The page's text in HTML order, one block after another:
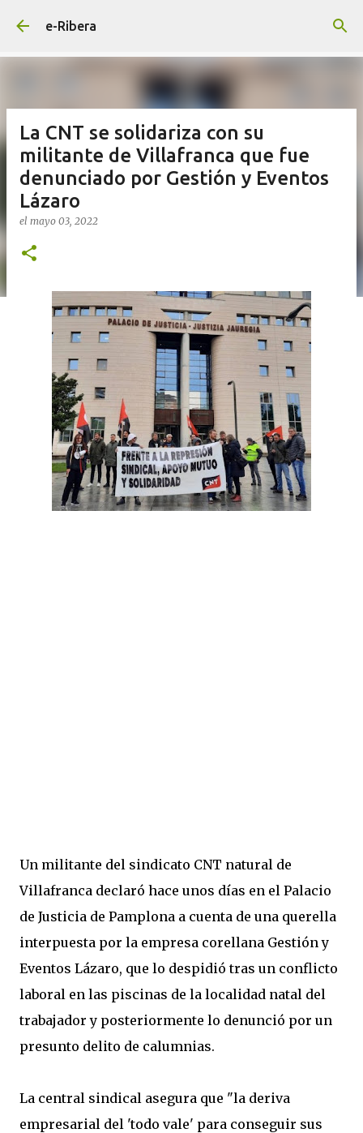
e-Ribera
La CNT se solidariza con su
militante de Villafranca que fue
denunciado por Gestión y Eventos
Lázaro
el mayo 03, 2022
Un militante del sindicato CNT natural de
Villafranca declaró hace unos días en el Palacio
de Justicia de Pamplona a cuenta de una querella
interpuesta por la empresa corellana Gestión y
Eventos Lázaro, que lo despidió tras un conflicto
laboral en las piscinas de la localidad natal del
trabajador y posteriormente lo denunció por un
presunto delito de calumnias.
La central sindical asegura que "la deriva
empresarial del 'todo vale' para conseguir sus